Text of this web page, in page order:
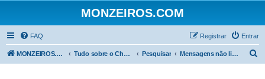
MONZEIROS.COM
FAQ Entrar
Registrar
MONZEIROS.COM Tudo sobre o Chevrolet Monza! Pesquisar Mensagens não lidas